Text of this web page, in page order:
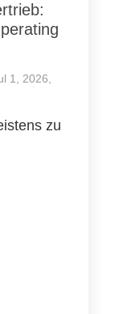
1, 2026,
zu